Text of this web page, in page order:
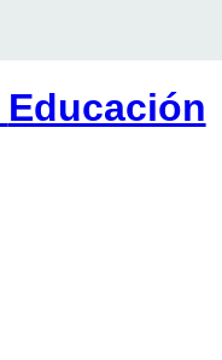
Educación